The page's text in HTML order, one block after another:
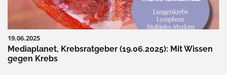
19.06.2025
Mediaplanet, Krebsratgeber (19.06.2025): Mit Wissen
gegen Krebs